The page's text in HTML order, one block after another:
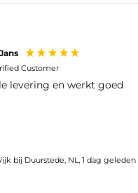
Customer
levering en werkt goed
bij Duurstede, NL, 1 dag geleden